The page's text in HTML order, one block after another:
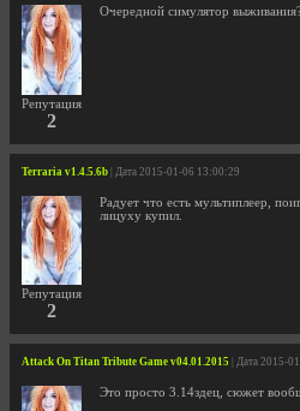
Репутация
2
Очередной симулятор
Terraria v1.4.5.6b | Дата 2015-01-06 13:00:29
Репутация
2
Радует что есть мультиплеер,
лицуху купил.
Attack On Titan Tribute Game v04.01.2015 | Дата 2015-
Это просто 3.14здец, сюжет